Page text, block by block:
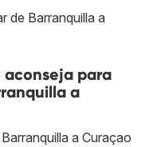
de Barranquilla a
para
a
a Curaçao